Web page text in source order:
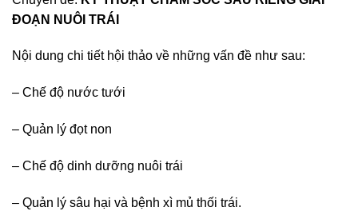
ĐOẠN NUÔI TRÁI
Nội dung chi tiết hội thảo về những vấn đề như sau:
– Chế độ nước tưới
– Quản lý đọt non
– Chế độ dinh dưỡng nuôi trái
– Quản lý sâu hại và bệnh xì mủ thối trái.